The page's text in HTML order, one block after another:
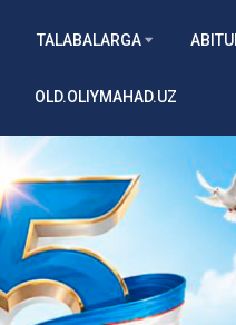
TALABALARGA
OLD.OLIYMAHAD.UZ